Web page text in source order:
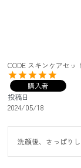
CODE スキンケアセッ
購入者
投稿日
2024/05/18
洗顔後、さっぱり